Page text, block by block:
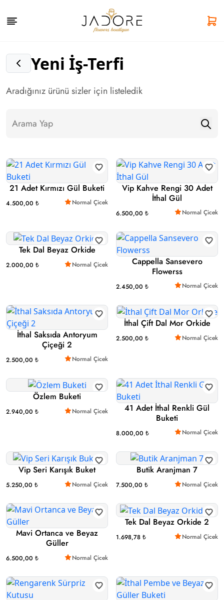
Yeni İş-Terfi
Aradığınız ürünü sizler için listeledik
21 Adet Kırmızı Gül Buketi
4.500,00 ₺ Normal Çicek
Vip Kahve Rengi 30 Adet
İthal Gül
6.500,00 ₺ Normal Çicek
Tek Dal Beyaz Orkide
2.000,00 ₺ Normal Çicek
Cappella Sansevero
Flowerss
2.450,00 ₺ Normal Çicek
İthal Saksıda Antoryum
Çiçeği 2
2.500,00 ₺ Normal Çicek
İthal Çift Dal Mor Orkide
2.500,00 ₺ Normal Çicek
Özlem Buketi
2.940,00 ₺ Normal Çicek
41 Adet İthal Renkli Gül
Buketi
8.000,00 ₺ Normal Çicek
Vip Seri Karışık Buket
5.250,00 ₺ Normal Çicek
Butik Aranjman 7
7.500,00 ₺ Normal Çicek
Mavi Ortanca ve Beyaz
Güller
6.500,00 ₺ Normal Çicek
Tek Dal Beyaz Orkide 2
1.698,78 ₺ Normal Çicek